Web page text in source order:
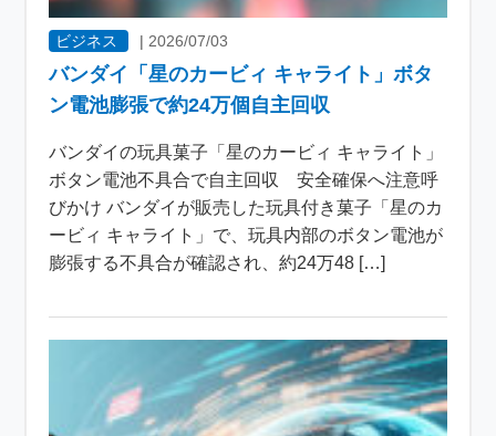
ビジネス | 2026/07/03
バンダイ「星のカービィ キャライト」ボタ
ン電池膨張で約24万個自主回収
バンダイの玩具菓子「星のカービィ キャライト」
ボタン電池不具合で自主回収 安全確保へ注意呼
びかけ バンダイが販売した玩具付き菓子「星のカ
ービィ キャライト」で、玩具内部のボタン電池が
膨張する不具合が確認され、約24万48 […]